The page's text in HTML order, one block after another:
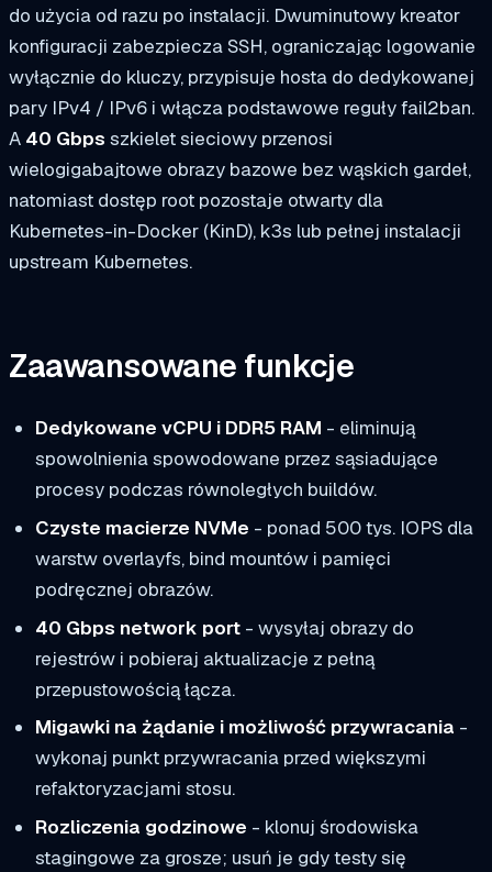
do użycia od razu po instalacji. Dwuminutowy kreator
konfiguracji zabezpiecza SSH, ograniczając logowanie
wyłącznie do kluczy, przypisuje hosta do dedykowanej
pary IPv4 / IPv6 i włącza podstawowe reguły fail2ban.
A 40 Gbps szkielet sieciowy przenosi
wielogigabajtowe obrazy bazowe bez wąskich gardeł,
natomiast dostęp root pozostaje otwarty dla
Kubernetes-in-Docker (KinD), k3s lub pełnej instalacji
upstream Kubernetes.
Zaawansowane funkcje
Dedykowane vCPU i DDR5 RAM - eliminują
spowolnienia spowodowane przez sąsiadujące
procesy podczas równoległych buildów.
Czyste macierze NVMe - ponad 500 tys. IOPS dla
warstw overlayfs, bind mountów i pamięci
podręcznej obrazów.
40 Gbps network port- wysyłaj obrazy do
rejestrów i pobieraj aktualizacje z pełną
przepustowością łącza.
Migawki na żądanie i możliwość przywracania -
wykonaj punkt przywracania przed większymi
refaktoryzacjami stosu.
Rozliczenia godzinowe - klonuj środowiska
stagingowe za grosze; usuń je gdy testy się